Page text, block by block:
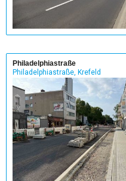
Philadelphiastraße
Philadelphiastraße, Krefeld